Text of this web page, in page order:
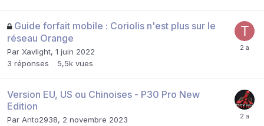
Guide forfait mobile : Coriolis n'est plus sur le
réseau Orange
Par Xavlight, 1 juin 2022
3 réponses 5,5k vues
Version EU, US ou Chinoises - P30 Pro New
Edition
Par Anto2938, 2 novembre 2023